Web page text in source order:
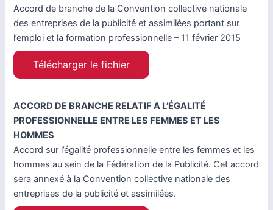
Accord de branche de la Convention collective nationale
des entreprises de la publicité et assimilées portant sur
l’emploi et la formation professionnelle – 11 février 2015
Télécharger le fichier
ACCORD DE BRANCHE RELATIF A L’ÉGALITÉ
PROFESSIONNELLE ENTRE LES FEMMES ET LES
HOMMES
Accord sur l’égalité professionnelle entre les femmes et les
hommes au sein de la Fédération de la Publicité. Cet accord
sera annexé à la Convention collective nationale des
entreprises de la publicité et assimilées.